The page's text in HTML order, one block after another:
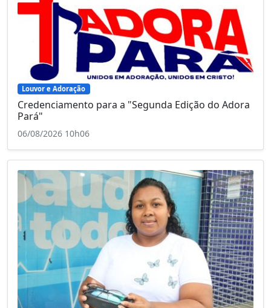
Louvor e Adoração
Credenciamento para a "Segunda Edição do Adora
Pará"
06/08/2026 10h06